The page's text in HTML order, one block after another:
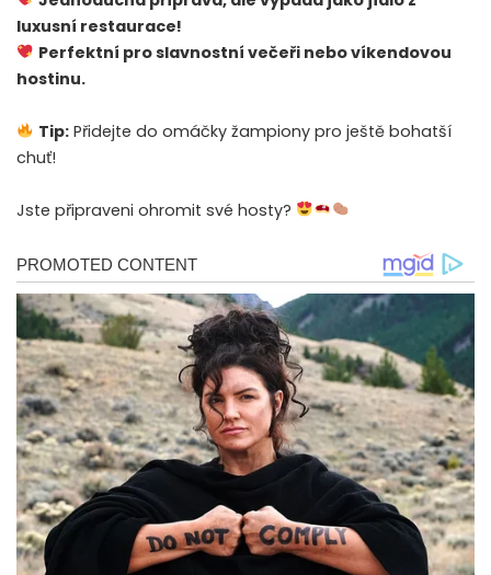
luxusní restaurace!
Perfektní pro slavnostní večeři nebo víkendovou
hostinu.
Tip: Přidejte do omáčky žampiony pro ještě bohatší
chuť!
Jste připraveni ohromit své hosty?